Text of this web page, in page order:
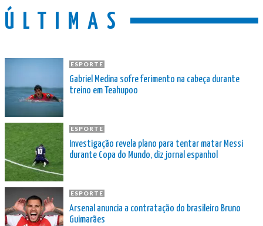
ÚLTIMAS
ESPORTE
Gabriel Medina sofre ferimento na cabeça durante
treino em Teahupoo
ESPORTE
Investigação revela plano para tentar matar Messi
durante Copa do Mundo, diz jornal espanhol
ESPORTE
Arsenal anuncia a contratação do brasileiro Bruno
Guimarães